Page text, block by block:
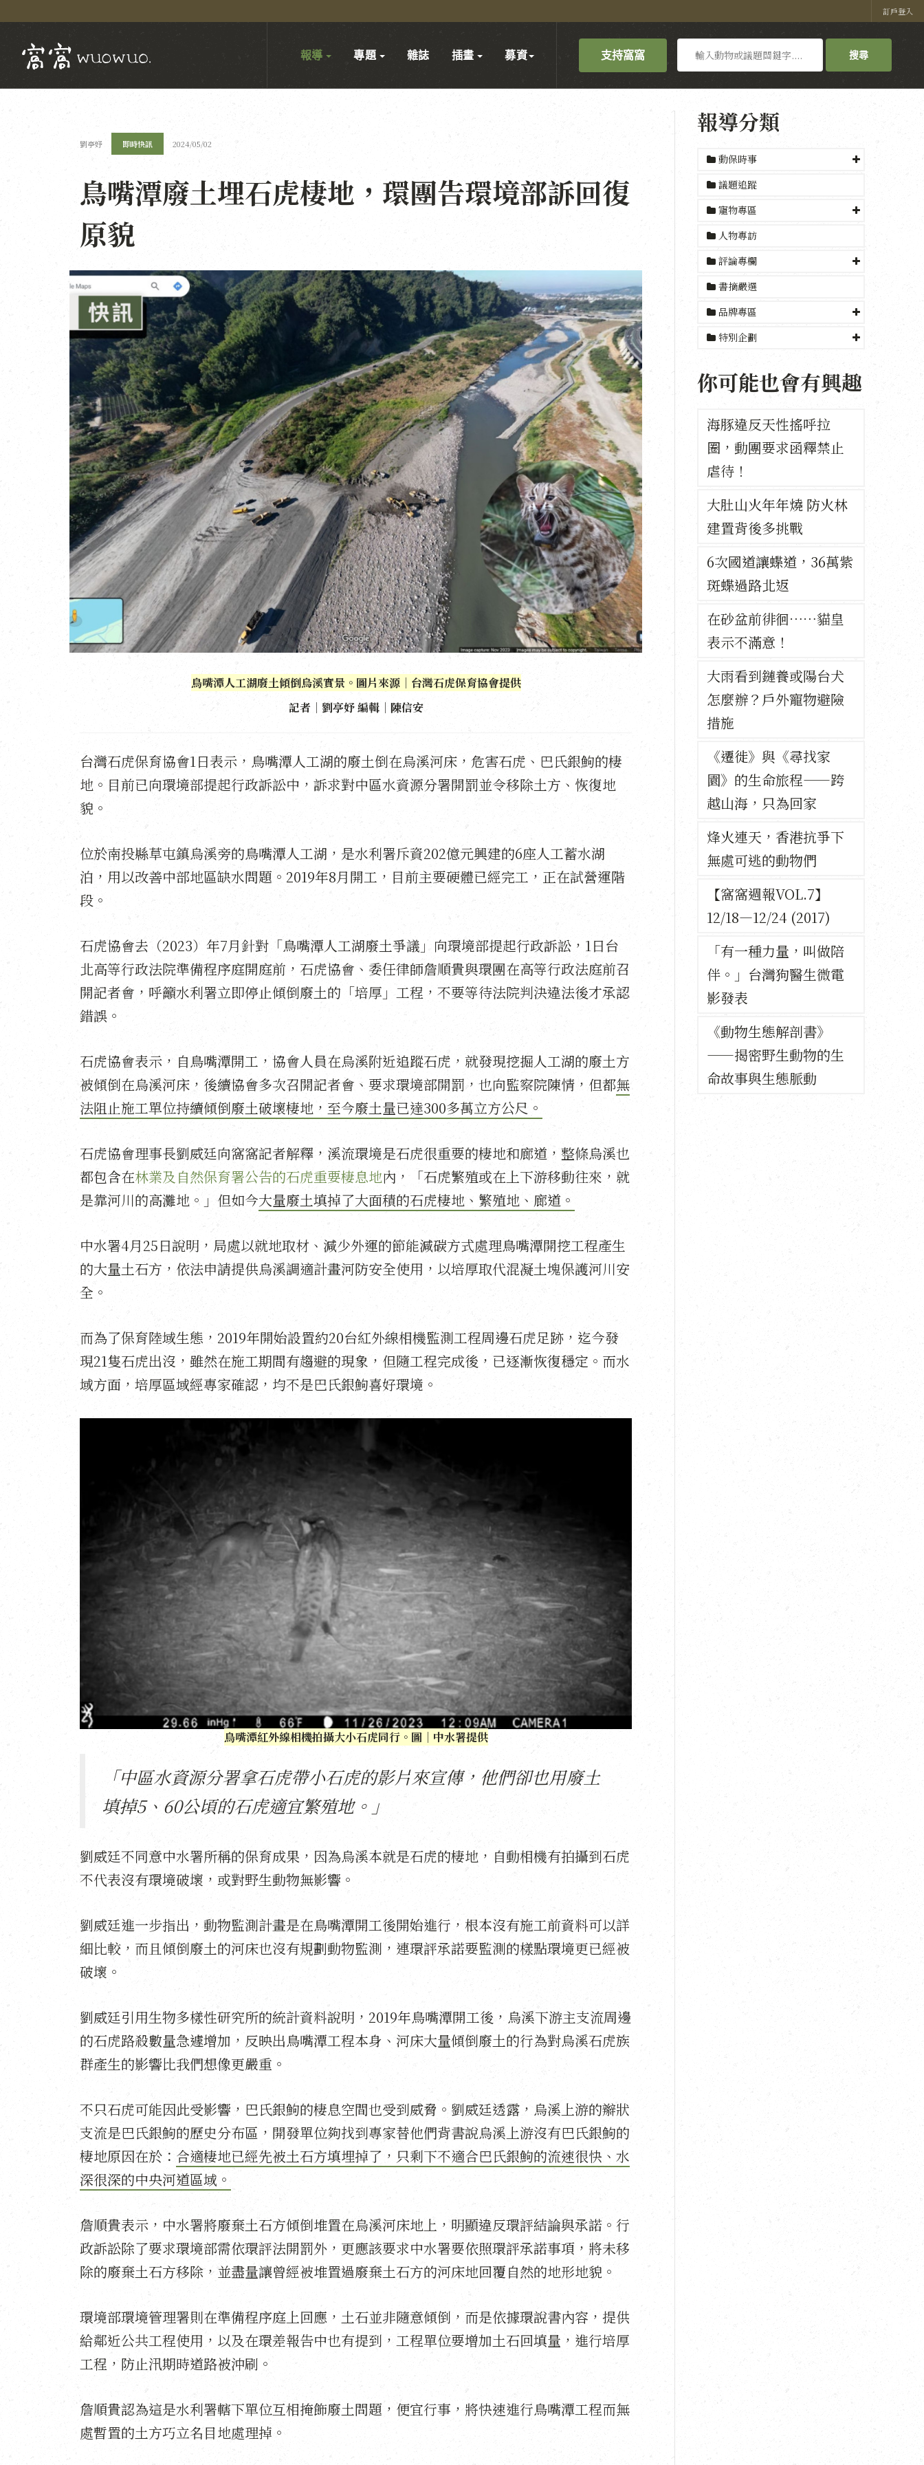
訂戶登入
支持窩窩
尋
搜尋
報導 專題 雜誌 插畫 募資
劉亭妤 即時快訊 2024/05/02
鳥嘴潭廢土埋石虎棲地，環團告環境部訴回復
原貌
鳥嘴潭人工湖廢土傾倒烏溪實景。圖片來源｜台灣石虎保育協會提供
記者｜劉亭妤 編輯｜陳信安
台灣石虎保育協會1日表示，鳥嘴潭人工湖的廢土倒在烏溪河床，危害石虎、巴氏銀鮈的棲
地。目前已向環境部提起行政訴訟中，訴求對中區水資源分署開罰並令移除土方、恢復地
貌。
位於南投縣草屯鎮烏溪旁的鳥嘴潭人工湖，是水利署斥資202億元興建的6座人工蓄水湖
泊，用以改善中部地區缺水問題。2019年8月開工，目前主要硬體已經完工，正在試營運階
段。
石虎協會去（2023）年7月針對「鳥嘴潭人工湖廢土爭議」向環境部提起行政訴訟，1日台
北高等行政法院準備程序庭開庭前，石虎協會、委任律師詹順貴與環團在高等行政法庭前召
開記者會，呼籲水利署立即停止傾倒廢土的「培厚」工程，不要等待法院判決違法後才承認
錯誤。
石虎協會表示，自鳥嘴潭開工，協會人員在烏溪附近追蹤石虎，就發現挖掘人工湖的廢土方
被傾倒在烏溪河床，後續協會多次召開記者會、要求環境部開罰，也向監察院陳情，但都無
法阻止施工單位持續傾倒廢土破壞棲地，至今廢土量已達300多萬立方公尺。
石虎協會理事長劉威廷向窩窩記者解釋，溪流環境是石虎很重要的棲地和廊道，整條烏溪也
都包含在林業及自然保育署公告的石虎重要棲息地內，「石虎繁殖或在上下游移動往來，就
是靠河川的高灘地。」但如今大量廢土填掉了大面積的石虎棲地、繁殖地、廊道。
中水署4月25日說明，局處以就地取材、減少外運的節能減碳方式處理鳥嘴潭開挖工程產生
的大量土石方，依法申請提供烏溪調適計畫河防安全使用，以培厚取代混凝土塊保護河川安
全。
而為了保育陸域生態，2019年開始設置約20台紅外線相機監測工程周邊石虎足跡，迄今發
現21隻石虎出沒，雖然在施工期間有趨避的現象，但隨工程完成後，已逐漸恢復穩定。而水
域方面，培厚區域經專家確認，均不是巴氏銀鮈喜好環境。
鳥嘴潭紅外線相機拍攝大小石虎同行。圖｜中水署提供
「中區水資源分署拿石虎帶小石虎的影片來宣傳，他們卻也用廢土
填掉5、60公頃的石虎適宜繁殖地。」
劉威廷不同意中水署所稱的保育成果，因為烏溪本就是石虎的棲地，自動相機有拍攝到石虎
不代表沒有環境破壞，或對野生動物無影響。
劉威廷進一步指出，動物監測計畫是在鳥嘴潭開工後開始進行，根本沒有施工前資料可以詳
細比較，而且傾倒廢土的河床也沒有規劃動物監測，連環評承諾要監測的樣點環境更已經被
破壞。
劉威廷引用生物多樣性研究所的統計資料說明，2019年鳥嘴潭開工後，烏溪下游主支流周邊
的石虎路殺數量急遽增加，反映出鳥嘴潭工程本身、河床大量傾倒廢土的行為對烏溪石虎族
群產生的影響比我們想像更嚴重。
不只石虎可能因此受影響，巴氏銀鮈的棲息空間也受到威脅。劉威廷透露，烏溪上游的辮狀
支流是巴氏銀鮈的歷史分布區，開發單位夠找到專家替他們背書說烏溪上游沒有巴氏銀鮈的
棲地原因在於： 合適棲地已經先被土石方填埋掉了，只剩下不適合巴氏銀鮈的流速很快、水
深很深的中央河道區域。
詹順貴表示，中水署將廢棄土石方傾倒堆置在烏溪河床地上，明顯違反環評結論與承諾。行
政訴訟除了要求環境部需依環評法開罰外，更應該要求中水署要依照環評承諾事項，將未移
除的廢棄土石方移除，並盡量讓曾經被堆置過廢棄土石方的河床地回覆自然的地形地貌。
環境部環境管理署則在準備程序庭上回應，土石並非隨意傾倒，而是依據環說書內容，提供
給鄰近公共工程使用，以及在環差報告中也有提到，工程單位要增加土石回填量，進行培厚
工程，防止汛期時道路被沖刷。
詹順貴認為這是水利署轄下單位互相掩飾廢土問題，便宜行事，將快速進行鳥嘴潭工程而無
處暫置的土方巧立名目地處理掉。
報導分類
動保時事
議題追蹤
寵物專區
人物專訪
評論專欄
書摘嚴選
品牌專區
特別企劃
你可能也會有興趣
海豚違反天性搖呼拉
圈，動團要求函釋禁止
虐待！
大肚山火年年燒 防火林
建置背後多挑戰
6次國道讓蝶道，36萬紫
斑蝶過路北返
在砂盆前徘徊⋯⋯貓皇
表示不滿意！
大雨看到鏈養或陽台犬
怎麼辦？戶外寵物避險
措施
《遷徙》與《尋找家
園》的生命旅程——跨
越山海，只為回家
烽火連天，香港抗爭下
無處可逃的動物們
【窩窩週報VOL.7】
12/18—12/24 (2017)
「有一種力量，叫做陪
伴。」台灣狗醫生微電
影發表
《動物生態解剖書》
——揭密野生動物的生
命故事與生態脈動